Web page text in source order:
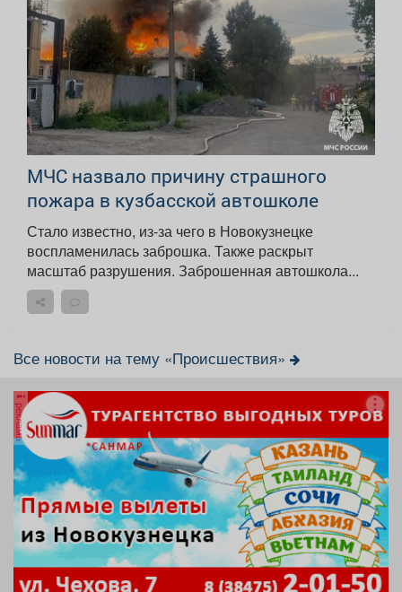
МЧС назвало причину страшного
пожара в кузбасской автошколе
Стало известно, из-за чего в Новокузнецке
воспламенилась заброшка. Также раскрыт
масштаб разрушения. Заброшенная автошкола...
Все новости на тему «Происшествия»
реклама